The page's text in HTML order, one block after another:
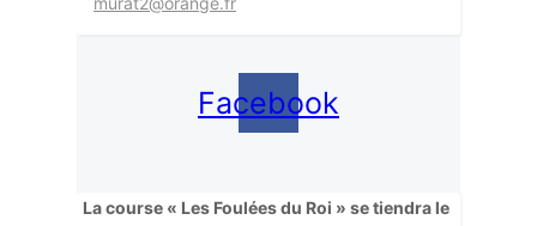
Facebook
La course « Les Foulées du Roi » se tiendra le